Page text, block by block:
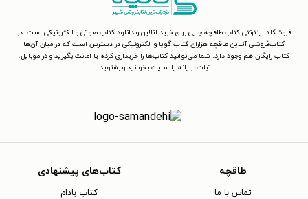
فروشگاه اینترنتی کتاب طاقچه جایی برای خرید آنلاین و دانلود کتاب صوتی و الکترونیکی است. در
کتاب‌فروشی آنلاین طاقچه هزاران کتاب گویا و الکترونیکی در دسترس است که در میان آن‌ها
کتاب رایگان هم وجود دارد. شما می‌توانید کتاب‌ها را خریداری کرده یا امانت بگیرید و در موبایل،
تبلت، رایانه یا سایت بخوانید و بشنوید.
طاقچه
تماس با ما
کتاب‌های پیشنهادی
کتاب بادام